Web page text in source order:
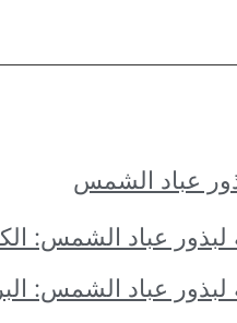
عباد الشمس
لبذور عباد الشمس:
لبذور عباد الشمس: